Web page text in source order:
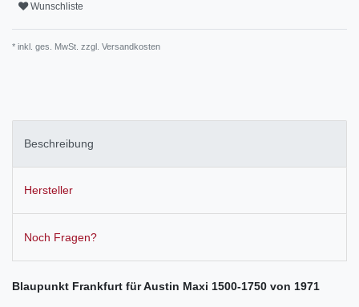
Wunschliste
* inkl. ges. MwSt. zzgl. Versandkosten
Beschreibung
Hersteller
Noch Fragen?
Blaupunkt Frankfurt für Austin Maxi 1500-1750 von 1971